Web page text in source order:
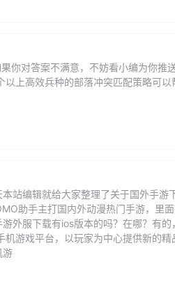
你对答案不满意，不妨看小编为你推
上高效兵种的部落冲突匹配策略可
站编辑就给大家整理了关于国外手
助手主打国内外动漫热门手游，里
外服下载有ios版本的吗？在哪？有
游戏平台，以玩家为中心提供新的
游